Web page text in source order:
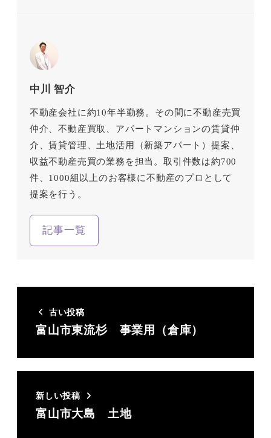
中川 智介
不動産会社に約10年半勤務。その間に不動産売買
仲介、不動産買取、アパートマンションの賃貸仲
介、賃貸管理、土地活用（新築アパート）提案、
収益不動産売買の業務を担当。取引件数は約700
件、1000組以上のお客様に不動産のプロとして
提案を行う。
記事一覧
古い投稿
富山市東流杉 事業用（倉庫）
新しい投稿
富山市大島 土地